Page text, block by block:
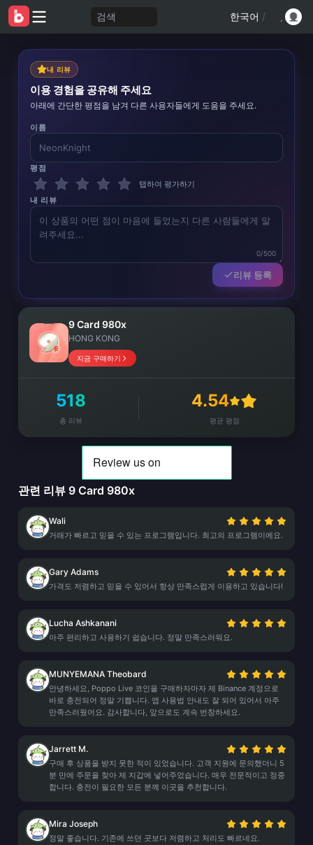
검색 한국어 /
내 리뷰
이용 경험을 공유해 주세요
아래에 간단한 평점을 남겨 다른 사용자들에게 도움을 주세요.
이름
평점
탭하여 평가하기
내 리뷰
0/500
리뷰 등록
9 Card 980x
HONG KONG
지금 구매하기
518
총 리뷰
4.54
평균 평점
관련 리뷰 9 Card 980x
Wali
거래가 빠르고 믿을 수 있는 프로그램입니다. 최고의 프로그램이에요.
Gary Adams
가격도 저렴하고 믿을 수 있어서 항상 만족스럽게 이용하고 있습니다!
Lucha Ashkanani
아주 편리하고 사용하기 쉽습니다. 정말 만족스러워요.
MUNYEMANA Theobard
안녕하세요, Poppo Live 코인을 구매하자마자 제 Binance 계정으로
바로 충전되어 정말 기쁩니다. 앱 사용법 안내도 잘 되어 있어서 아주
만족스러웠어요. 감사합니다, 앞으로도 계속 번창하세요.
Jarrett M.
구매 후 상품을 받지 못한 적이 있었습니다. 고객 지원에 문의했더니 5
분 만에 주문을 찾아 제 지갑에 넣어주었습니다. 매우 전문적이고 정중
합니다. 충전이 필요한 모든 분께 이곳을 추천합니다.
Mira Joseph
정말 좋습니다. 기존에 쓰던 곳보다 저렴하고 처리도 빠르네요.